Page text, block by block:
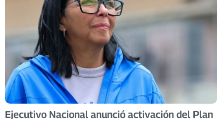
Ejecutivo Nacional anunció activación del Plan